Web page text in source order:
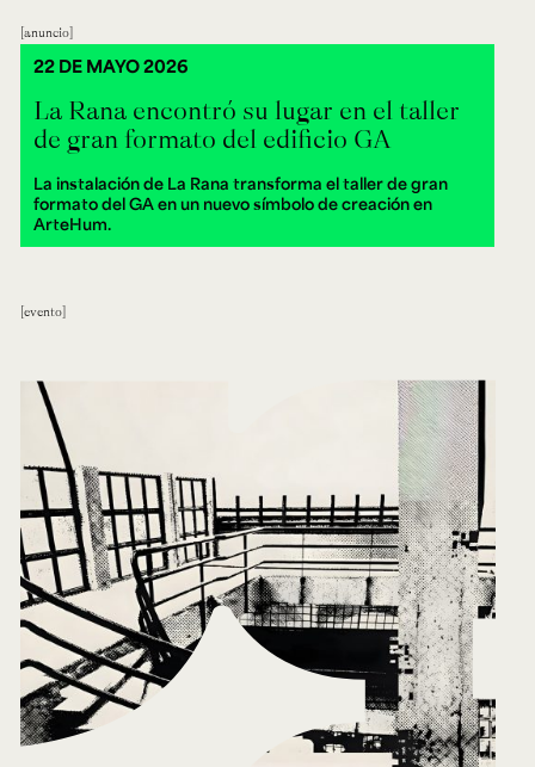
anuncio
La Rana encontró su lugar en el taller
de gran formato del edificio GA
La instalación de La Rana transforma el taller de gran
formato del GA en un nuevo símbolo de creación en
ArteHum.
22 DE MAYO 2026
evento